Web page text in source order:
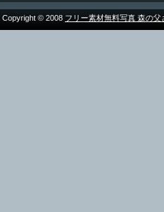
Copyright © 2008 フリー素材無料写真 森の父